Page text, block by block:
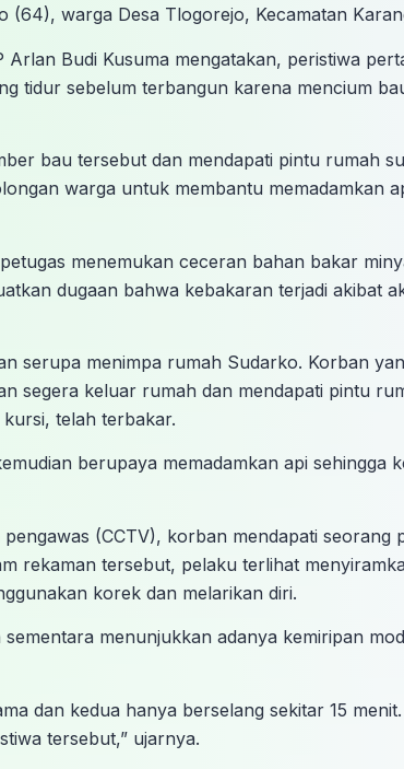
(64), warga Desa Tlogorejo, Kecamatan
Arlan Budi Kusuma mengatakan, peristiwa
tidur sebelum terbangun karena mencium
bau tersebut dan mendapati pintu rumah
warga untuk membantu memadamkan
menemukan ceceran bahan bakar
dugaan bahwa kebakaran terjadi akibat
serupa menimpa rumah Sudarko. Korban
segera keluar rumah dan mendapati pintu
telah terbakar.
berupaya memadamkan api sehingga
(CCTV), korban mendapati seorang
rekaman tersebut, pelaku terlihat
korek dan melarikan diri.
menunjukkan adanya kemiripan
dan kedua hanya berselang sekitar 15
tersebut,” ujarnya.